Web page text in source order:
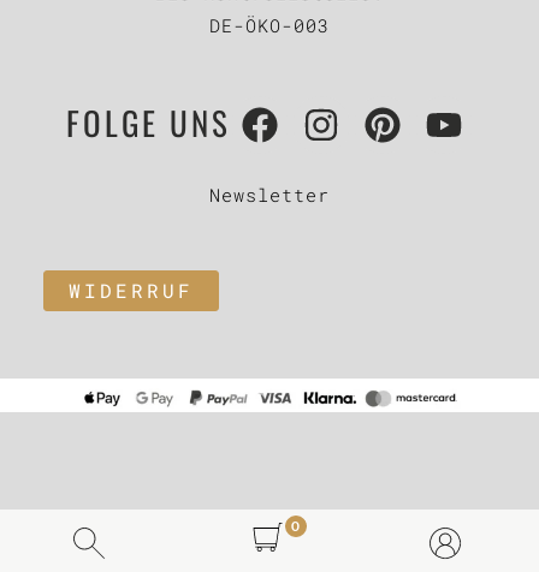
DE-ÖKO-003
FOLGE UNS
Newsletter
WIDERRUF
0